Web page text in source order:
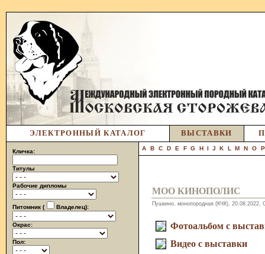
ЭЛЕКТРОННЫЙ КАТАЛОГ ВЫСТАВКИ
Кличка:
Титулы
Рабочие дипломы
Питомник ( Владелец):
Окрас:
Пол:
A B C D E F G H I J K L M N O P
МОО КИНОПОЛИС
Пушкино, монопородная (КЧК), 20.08.2022,
Фотоальбом с
Видео с выставки